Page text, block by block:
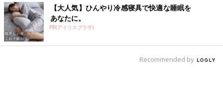
【大人気】ひんやり冷感寝具で快適な睡眠を
あなたに。
PR(アイリスプラザ)
Recommended by